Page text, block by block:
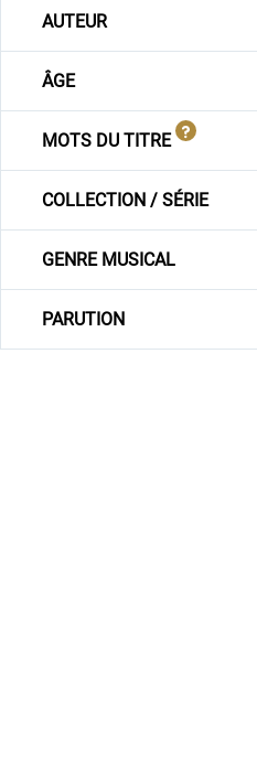
AUTEUR
ÂGE
MOTS DU TITRE
COLLECTION / SÉRIE
GENRE MUSICAL
PARUTION